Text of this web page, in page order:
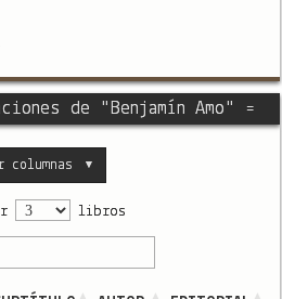
de "Benjamín Amo" =
columnas ▼
libros